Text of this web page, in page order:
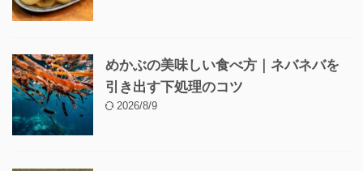
めかぶの美味しい食べ方｜ネバネバを
引き出す下処理のコツ
2026/8/9